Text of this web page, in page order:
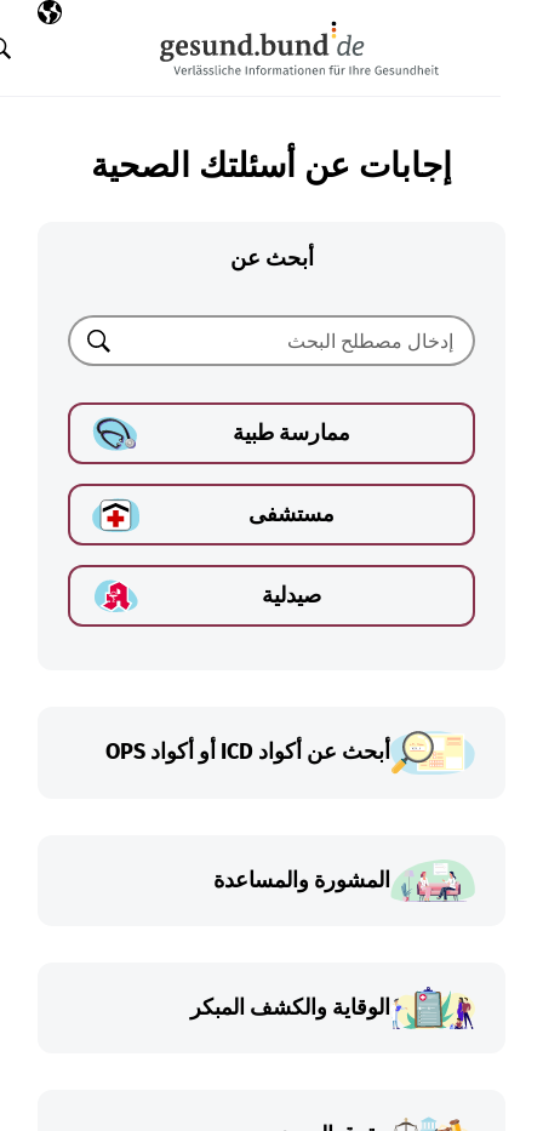
اللغة
البحث
إجابات عن أسئلتك الصحية
أبحث عن
ممارسة طبية
مستشفى
صيدلية
أبحث عن أكواد ICD أو أكواد OPS
المشورة والمساعدة
الوقاية والكشف المبكر